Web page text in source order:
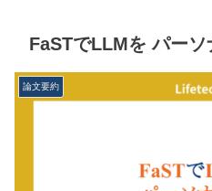
FaSTでLLMを パーソ
論文要約